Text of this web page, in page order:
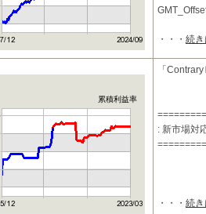
■投資コン
・・・ 続
累積利益率
「
: 新市場対
・・・ 続